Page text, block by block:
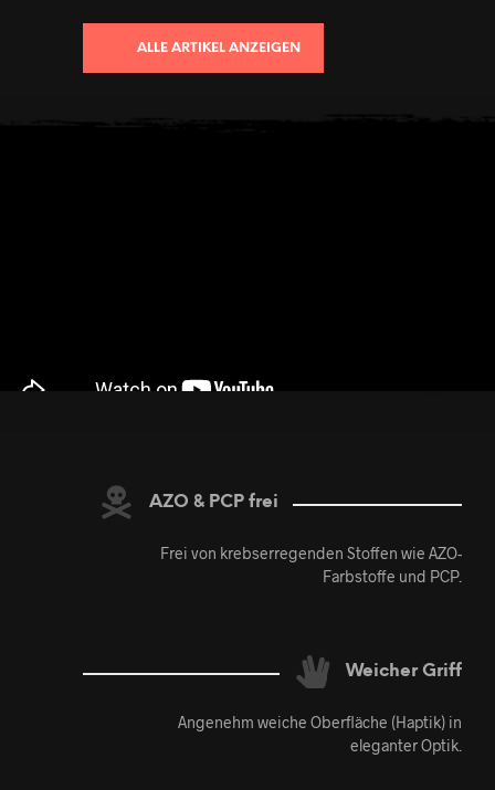
ALLE ARTIKEL ANZEIGEN
AZO & PCP frei
Frei von krebserregenden Stoffen wie AZO-
Farbstoffe und PCP.
Weicher Griff
Angenehm weiche Oberfläche (Haptik) in
eleganter Optik.